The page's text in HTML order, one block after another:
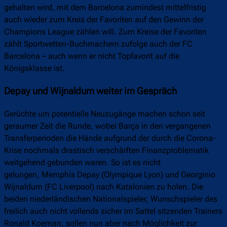
gehalten wird, mit dem Barcelona zumindest mittelfristig
auch wieder zum Kreis der Favoriten auf den Gewinn der
Champions League zählen will. Zum Kreise der Favoriten
zählt Sportwetten-Buchmachern zufolge auch der FC
Barcelona – auch wenn er nicht Topfavorit auf die
Königsklasse ist.
Depay und Wijnaldum weiter im Gespräch
Gerüchte um potentielle Neuzugänge machen schon seit
geraumer Zeit die Runde, wobei Barça in den vergangenen
Transferperioden die Hände aufgrund der durch die Corona-
Krise nochmals drastisch verschärften Finanzproblematik
weitgehend gebunden waren. So ist es nicht
gelungen, Memphis Depay (Olympique Lyon) und Georginio
Wijnaldum (FC Liverpool) nach Katalonien zu holen. Die
beiden niederländischen Nationalspieler, Wunschspieler des
freilich auch nicht vollends sicher im Sattel sitzenden Trainers
Ronald Koeman, sollen nun aber nach Möglichkeit zur